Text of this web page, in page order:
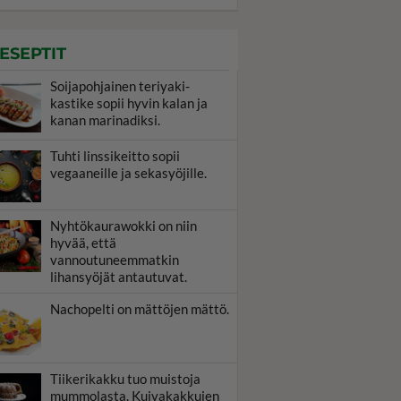
Soijapohjainen teriyaki-
kastike sopii hyvin kalan ja
kanan marinadiksi.
Tuhti linssikeitto sopii
vegaaneille ja sekasyöjille.
Nyhtökaurawokki on niin
hyvää, että
vannoutuneemmatkin
lihansyöjät antautuvat.
Nachopelti on mättöjen mättö.
Tiikerikakku tuo muistoja
mummolasta. Kuivakakkujen